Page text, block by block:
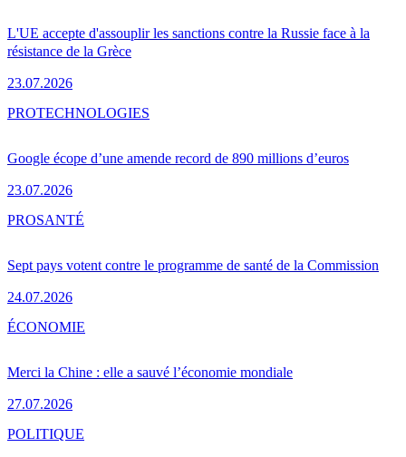
L'UE accepte d'assouplir les sanctions contre la Russie face à la
résistance de la Grèce
23.07.2026
Google écope d’une amende record de 890 millions d’euros
23.07.2026
PROTECHNOLOGIES
Sept pays votent contre le programme de santé de la Commission
24.07.2026
PROSANTÉ
Merci la Chine : elle a sauvé l’économie mondiale
27.07.2026
ÉCONOMIE
POLITIQUE